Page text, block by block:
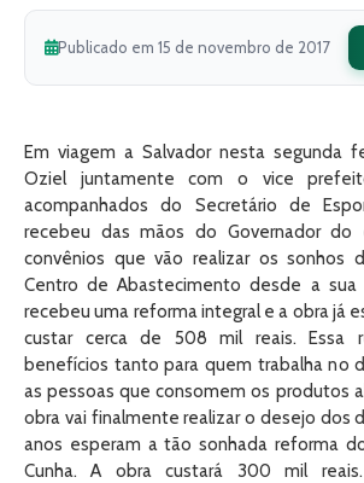
Publicado em 15 de novembro de 2017
Em viagem a Salvador nesta segunda
Oziel juntamente com o vice
acompanhados do Secretário de
recebeu das mãos do Governador do
convênios que vão realizar os sonhos
Centro de Abastecimento desde a sua
recebeu uma reforma integral e a obra já
custar cerca de 508 mil reais. Essa
benefícios tanto para quem trabalha no
as pessoas que consomem os produtos
obra vai finalmente realizar o desejo dos
anos esperam a tão sonhada reforma
Cunha. A obra custará 300 mil